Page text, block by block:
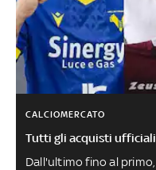
CALCIOMERCATO
Tutti gli acquisti ufficiali
Dall'ultimo fino al